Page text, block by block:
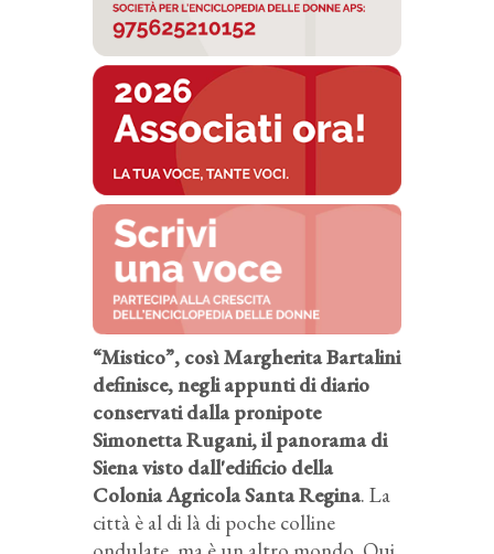
“Mistico”, così Margherita Bartalini
definisce, negli appunti di diario
conservati dalla pronipote
Simonetta Rugani, il panorama di
Siena visto dall'edificio della
Colonia Agricola Santa Regina. La
città è al di là di poche colline